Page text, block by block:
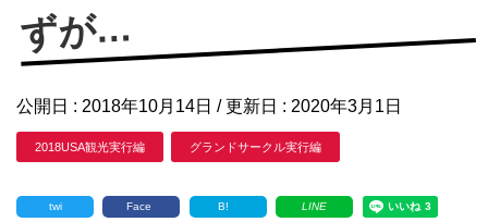
ずが…
公開日 : 2018年10月14日 / 更新日 : 2020年3月1日
2018USA観光実行編 グランドサークル実行編
twi Face B! LINE